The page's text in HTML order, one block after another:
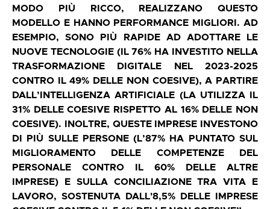
MODO PIÙ RICCO, REALIZZANO QUESTO
MODELLO E HANNO PERFORMANCE MIGLIORI. AD
ESEMPIO, SONO PIÙ RAPIDE AD ADOTTARE LE
NUOVE TECNOLOGIE (IL 76% HA INVESTITO NELLA
TRASFORMAZIONE DIGITALE NEL 2023-2025
CONTRO IL 49% DELLE NON COESIVE), A PARTIRE
DALL’INTELLIGENZA ARTIFICIALE (LA UTILIZZA IL
31% DELLE COESIVE RISPETTO AL 16% DELLE NON
COESIVE). INOLTRE, QUESTE IMPRESE INVESTONO
DI PIÙ SULLE PERSONE (L’87% HA PUNTATO SUL
MIGLIORAMENTO DELLE COMPETENZE DEL
PERSONALE CONTRO IL 60% DELLE ALTRE
IMPRESE) E SULLA CONCILIAZIONE TRA VITA E
LAVORO, SOSTENUTA DALL'8,5% DELLE IMPRESE